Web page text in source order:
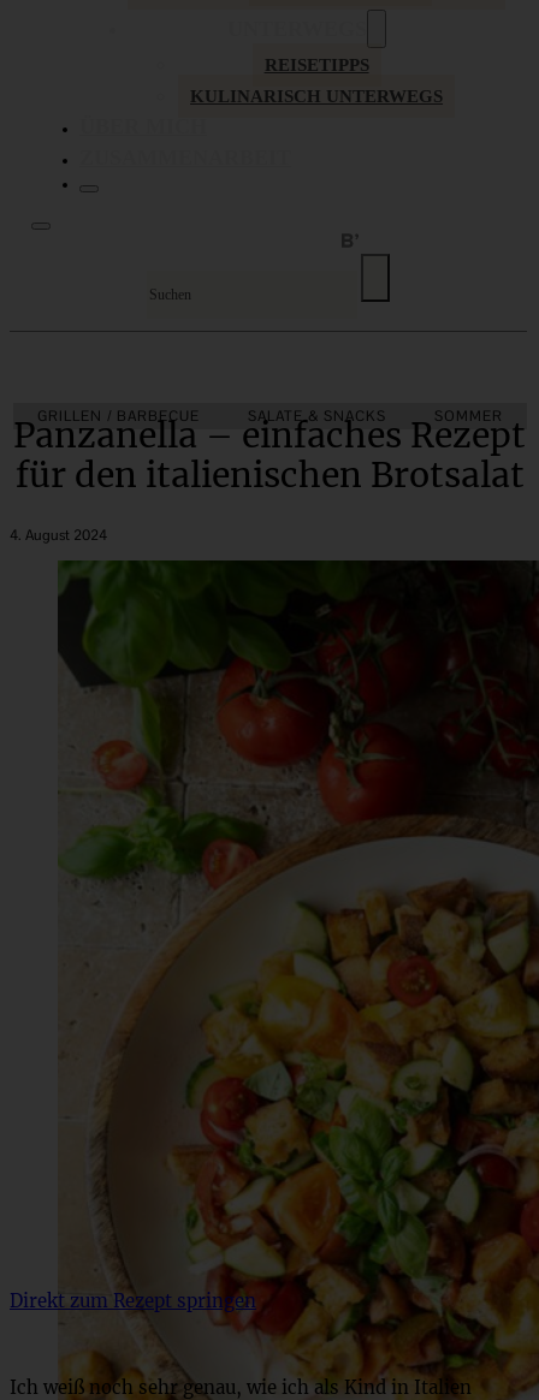
REISETIPPS
KULINARISCH UNTERWEGS
GRILLEN / BARBECUE SALATE & SNACKS SOMMER
Panzanella – einfaches Rezept
für den italienischen Brotsalat
4. August 2024
Direkt zum Rezept springen
Ich weiß noch sehr genau, wie ich als Kind in Italien